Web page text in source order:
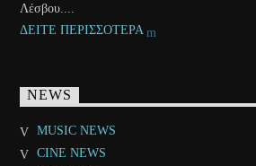
Λέσβου....
ΔΕΙΤΕ ΠΕΡΙΣΣΟΤΕΡΑ
NEWS
MUSIC NEWS
CINE NEWS